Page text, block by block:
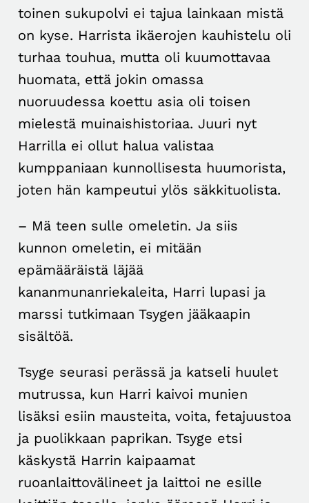
toinen sukupolvi ei tajua lainkaan mistä
on kyse. Harrista ikäerojen kauhistelu oli
turhaa touhua, mutta oli kuumottavaa
huomata, että jokin omassa
nuoruudessa koettu asia oli toisen
mielestä muinaishistoriaa. Juuri nyt
Harrilla ei ollut halua valistaa
kumppaniaan kunnollisesta huumorista,
joten hän kampeutui ylös säkkituolista.
– Mä teen sulle omeletin. Ja siis
kunnon omeletin, ei mitään
epämääräistä läjää
kananmunanriekaleita, Harri lupasi ja
marssi tutkimaan Tsygen jääkaapin
sisältöä.
Tsyge seurasi perässä ja katseli huulet
mutrussa, kun Harri kaivoi munien
lisäksi esiin mausteita, voita, fetajuustoa
ja puolikkaan paprikan. Tsyge etsi
käskystä Harrin kaipaamat
ruoanlaittovälineet ja laittoi ne esille